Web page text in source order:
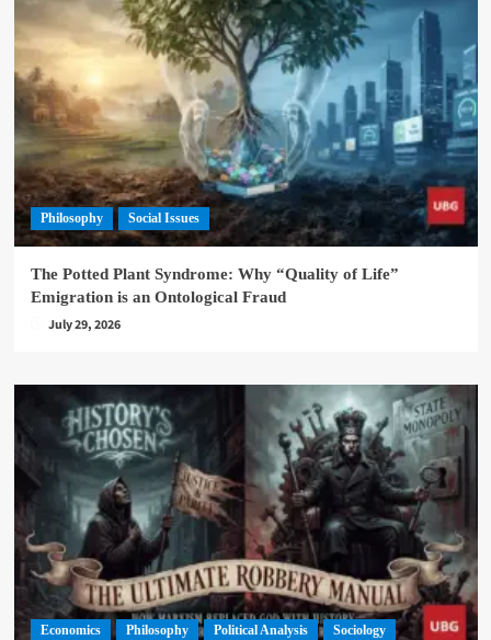
Philosophy Social Issues
The Potted Plant Syndrome: Why “Quality of Life”
Emigration is an Ontological Fraud
July 29, 2026
Economics Philosophy Political Analysis Sociology